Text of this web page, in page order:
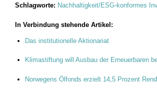
Schlagworte: Nachhaltigkeit/ESG-konformes
In Verbindung stehende Artikel:
Das institutionelle Aktionariat
Klimastiftung will Ausbau der Erneuerbaren
Norwegens Ölfonds erzielt 14,5 Prozent